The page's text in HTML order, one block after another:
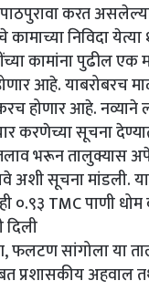
करत
निविदा येत्या
कामांना पुढील एक
आहे. याबरोबरच
होणार आहे. नव्याने
करणेच्या सूचना
भरून तालुक्यास
अशी सूचना मांडली.
०.९३ TMC पाणी
फलटण सांगोला या
प्रशासकीय अहवाल